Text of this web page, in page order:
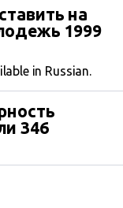
на
1999
in Russian.
346